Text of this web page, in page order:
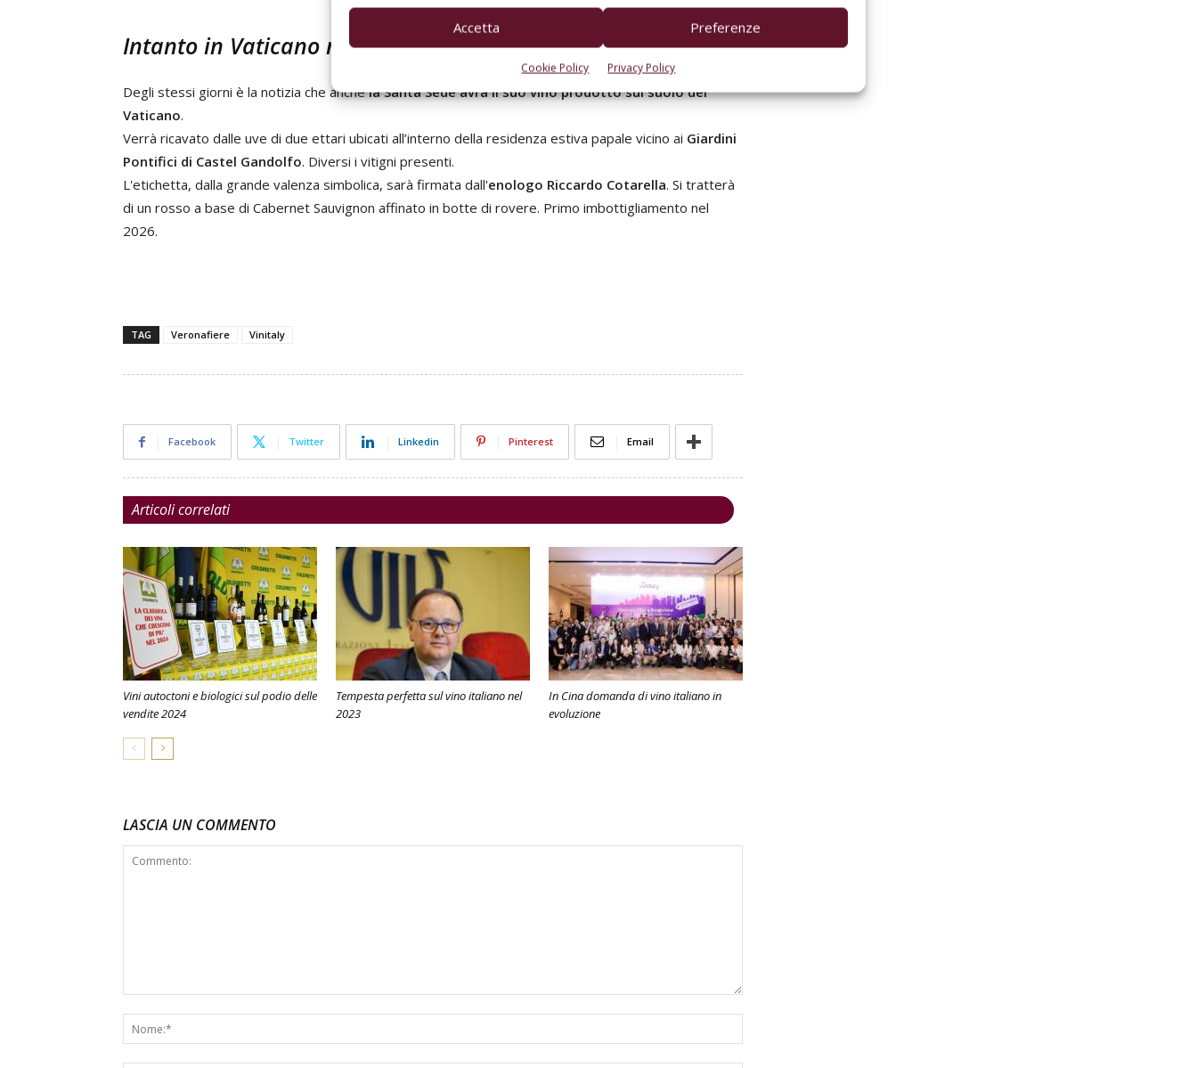
Accetta Preferenze
Cookie Policy Privacy Policy
Intanto in Vaticano nasce il vino del Papa
Degli stessi giorni è la notizia che anchela Santa Sede avrà il suo vino prodotto sul suolo del
Vaticano.
Verrà ricavato dalle uve di due ettari ubicati all’interno della residenza estiva papale vicino ai Giardini
Pontifici di Castel Gandolfo. Diversi i vitigni presenti.
L'etichetta, dalla grande valenza simbolica, sarà firmata dall'enologo Riccardo Cotarella. Si tratterà
di un rosso a base di Cabernet Sauvignon affinato in botte di rovere. Primo imbottigliamento nel
2026.
TAG Veronafiere Vinitaly
Facebook Twitter Linkedin Pinterest Email
Articoli correlati
Vini autoctoni e biologici sul podio delle
vendite 2024
Tempesta perfetta sul vino italiano nel
2023
In Cina domanda di vino italiano in
evoluzione
LASCIA UN COMMENTO